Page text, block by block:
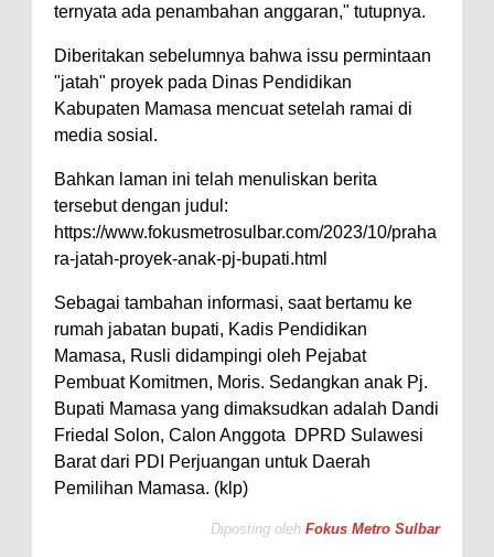
ternyata ada penambahan anggaran," tutupnya.
Diberitakan sebelumnya bahwa issu permintaan
"jatah" proyek pada Dinas Pendidikan
Kabupaten Mamasa mencuat setelah ramai di
media sosial.
Bahkan laman ini telah menuliskan berita
tersebut dengan judul:
https://www.fokusmetrosulbar.com/2023/10/praha
ra-jatah-proyek-anak-pj-bupati.html
Sebagai tambahan informasi, saat bertamu ke
rumah jabatan bupati, Kadis Pendidikan
Mamasa, Rusli didampingi oleh Pejabat
Pembuat Komitmen, Moris. Sedangkan anak Pj.
Bupati Mamasa yang dimaksudkan adalah Dandi
Friedal Solon, Calon Anggota DPRD Sulawesi
Barat dari PDI Perjuangan untuk Daerah
Pemilihan Mamasa. (klp)
Diposting oleh Fokus Metro Sulbar